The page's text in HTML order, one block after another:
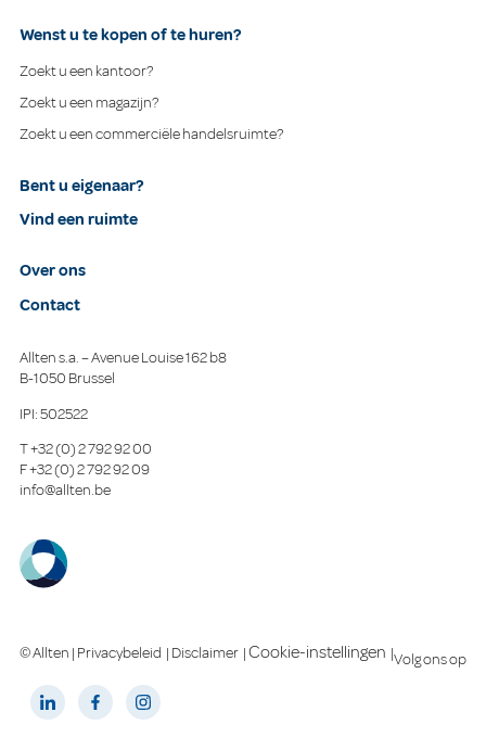
Wenst u te kopen of te huren?
Zoekt u een kantoor?
Zoekt u een magazijn?
Zoekt u een commerciële handelsruimte?
Bent u eigenaar?
Vind een ruimte
Over ons
Contact
Allten s.a. – Avenue Louise 162 b8
B-1050 Brussel
IPI: 502522
T+32 (0) 2 792 92 00
F+32 (0) 2 792 92 09
info@allten.be
© Allten | Privacybeleid | Disclaimer |Cookie-instellingen |Volg ons op